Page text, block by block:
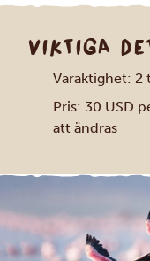
VIKTIGA
Varaktighet: 2
Pris: 30 USD
att ändras